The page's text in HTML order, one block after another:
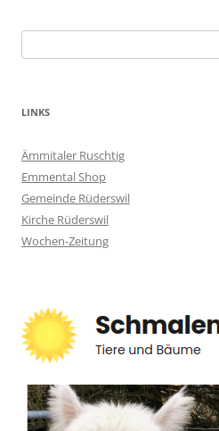
nach:
LINKS
Ämmitaler Ruschtig
Emmental Shop
Gemeinde Rüderswil
Kirche Rüderswil
Wochen-Zeitung